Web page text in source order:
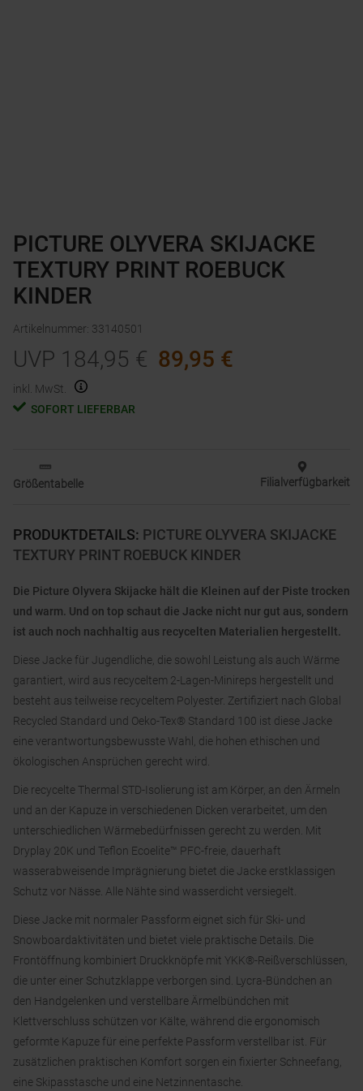
PRODUKTDETAILS: PICTURE OLYVERA SKIJACKE
TEXTURY PRINT ROEBUCK KINDER
Die Picture Olyvera Skijacke hält die Kleinen auf der Piste trocken
und warm. Und on top schaut die Jacke nicht nur gut aus, sondern
ist auch noch nachhaltig aus recycelten Materialien hergestellt.
Diese Jacke für Jugendliche, die sowohl Leistung als auch Wärme
garantiert, wird aus recyceltem 2-Lagen-Minireps hergestellt und
besteht aus teilweise recyceltem Polyester. Zertifiziert nach Global
Recycled Standard und Oeko-Tex® Standard 100 ist diese Jacke
eine verantwortungsbewusste Wahl, die hohen ethischen und
ökologischen Ansprüchen gerecht wird.
Die recycelte Thermal STD-Isolierung ist am Körper, an den Ärmeln
und an der Kapuze in verschiedenen Dicken verarbeitet, um den
unterschiedlichen Wärmebedürfnissen gerecht zu werden. Mit
Dryplay 20K und Teflon Ecoelite™ PFC-freie, dauerhaft
wasserabweisende Imprägnierung bietet die Jacke erstklassigen
Schutz vor Nässe. Alle Nähte sind wasserdicht versiegelt.
Diese Jacke mit normaler Passform eignet sich für Ski- und
Snowboardaktivitäten und bietet viele praktische Details. Die
Frontöffnung kombiniert Druckknöpfe mit YKK®-Reißverschlüssen,
die unter einer Schutzklappe verborgen sind. Lycra-Bündchen an
den Handgelenken und verstellbare Ärmelbündchen mit
Klettverschluss schützen vor Kälte, während die ergonomisch
geformte Kapuze für eine perfekte Passform verstellbar ist. Für
zusätzlichen praktischen Komfort sorgen ein fixierter Schneefang,
eine Skipasstasche und eine Netzinnentasche.
PICTURE OLYVERA SKIJACKE
TEXTURY PRINT ROEBUCK
KINDER
Artikelnummer: 33140501
UVP 184,95 € 89,95 €
inkl. MwSt.
SOFORT LIEFERBAR
Größentabelle Filialverfügbarkeit